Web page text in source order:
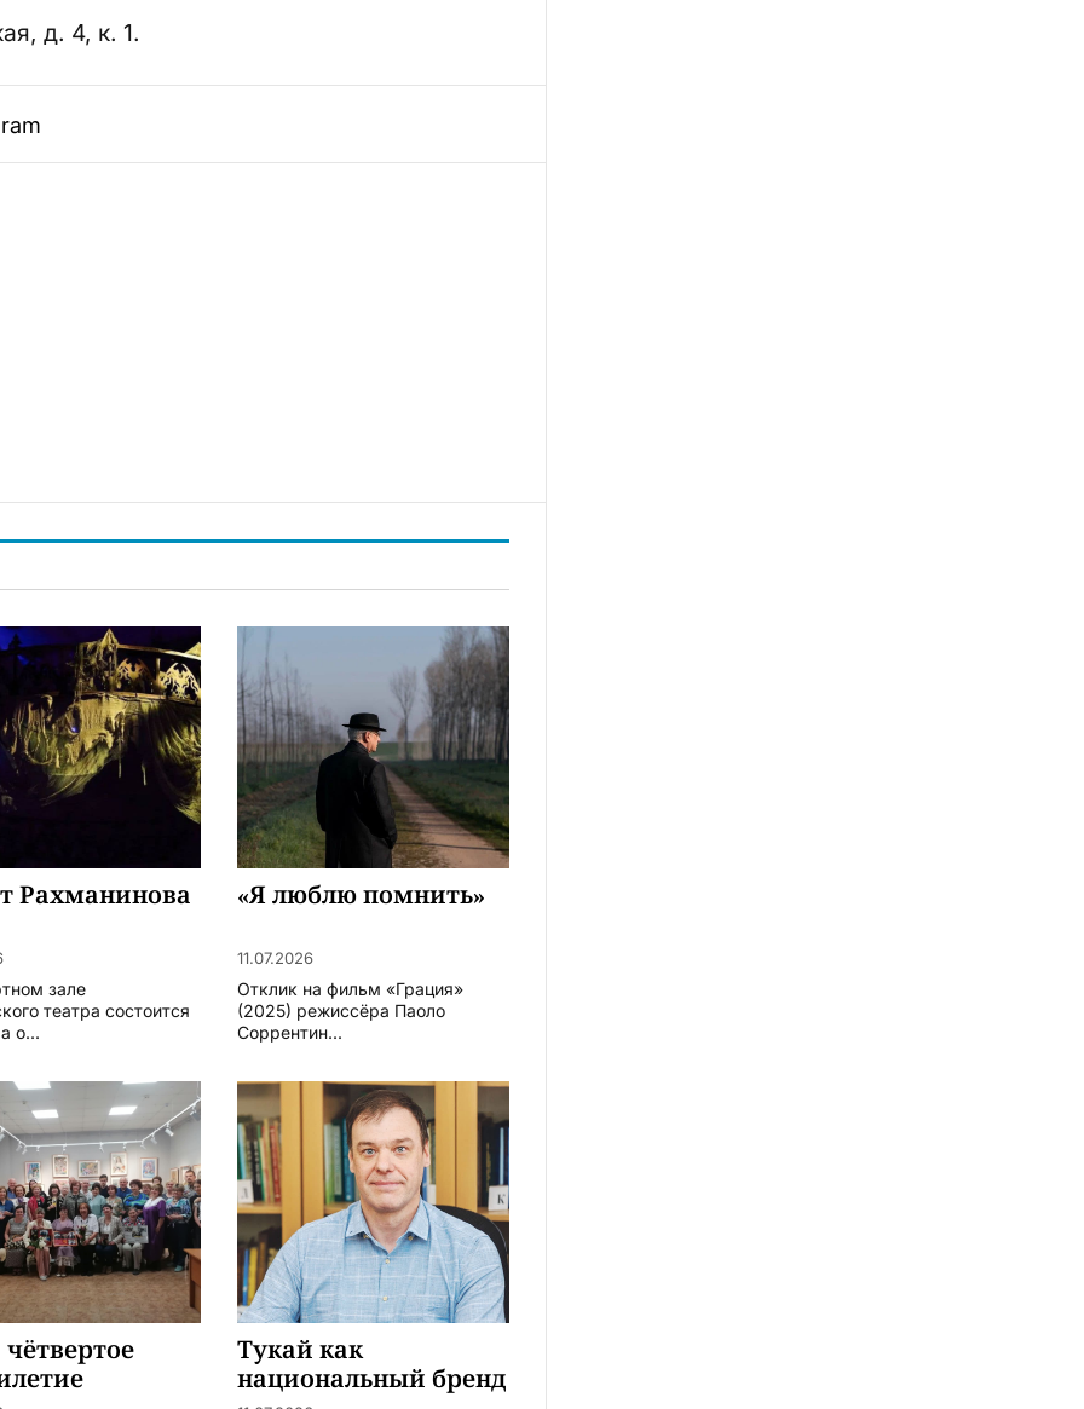
д. 4, к. 1.
Рахманинова
зале
театра состоится
о...
«Я люблю помнить»
11.07.2026
Отклик на фильм «Грация»
(2025) режиссёра Паоло
Соррентин...
Тукай как
национальный бренд